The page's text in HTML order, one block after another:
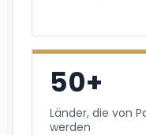
50+
Länder, die von
werden